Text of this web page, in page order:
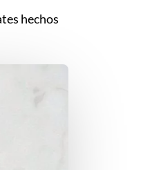
hechos